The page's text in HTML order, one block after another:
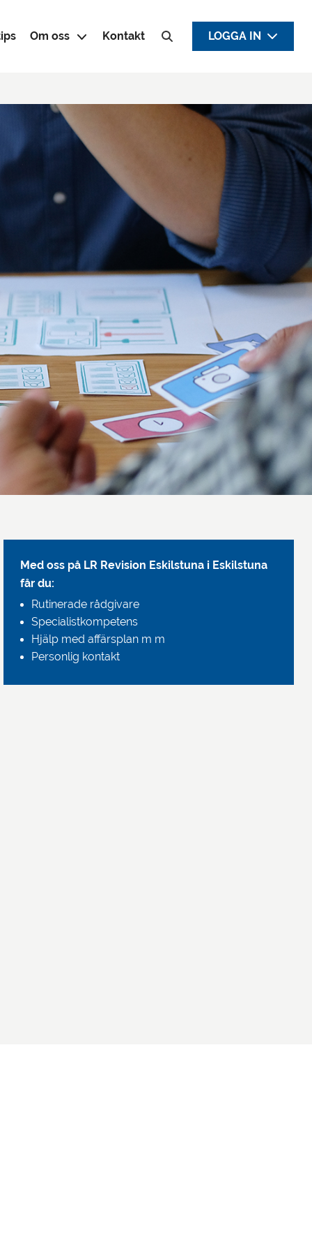
Om oss Kontakt
Sök efter:
LOGGA IN
Med oss på LR Revision Eskilstuna i Eskilstuna
får du:
Rutinerade rådgivare
Specialistkompetens
Hjälp med affärsplan m m
Personlig kontakt